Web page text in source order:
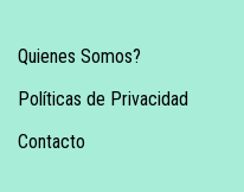
Quienes Somos?
Políticas de Privacidad
Contacto